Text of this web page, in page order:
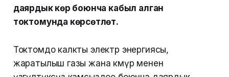
даярдык көрүү боюнча кабыл алган
токтомунда көрсөтүлөт.
Токтомдо калкты электр энергиясы,
жаратылыш газы жана көмүр менен